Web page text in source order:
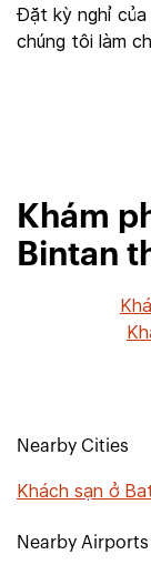
Đặt kỳ nghỉ của
chúng tôi làm
Khám
Bintan
Nearby Cities
Khách sạn ở
Nearby Airports